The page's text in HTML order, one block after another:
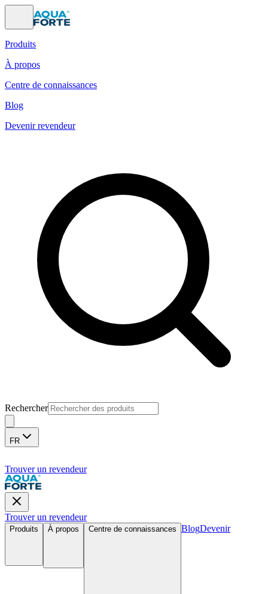
Produits
À propos
Centre de connaissances
Blog
Devenir revendeur
Rechercher
FR
Trouver un revendeur
Trouver un revendeur
Produits À propos Centre de connaissances BlogDevenir